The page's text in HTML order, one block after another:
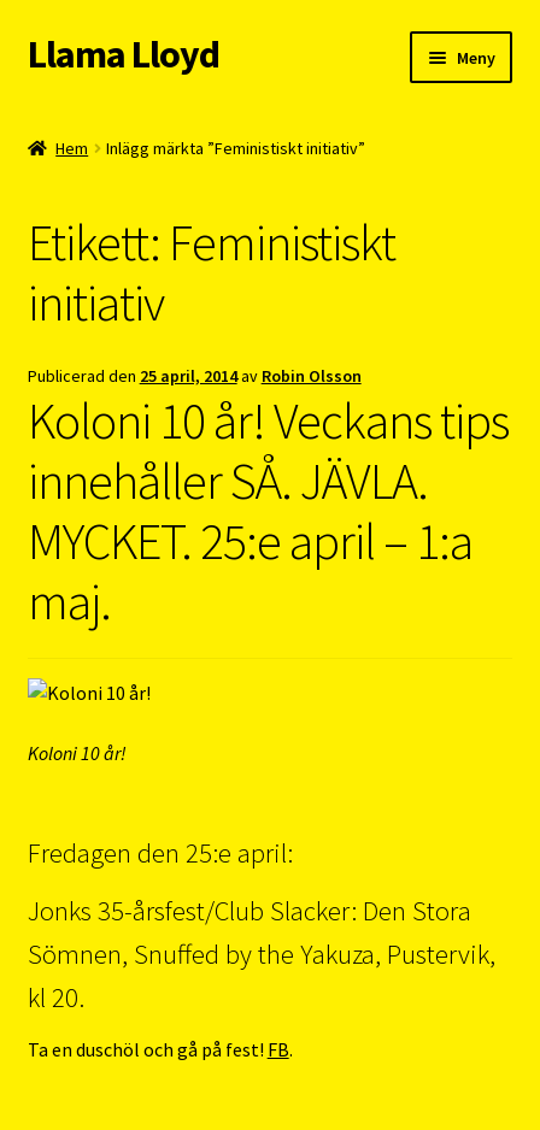
Hoppa
till
Hoppa
till
Llama Lloyd Meny
Cykelpendlarcoach
Blogg
Vision
Hem Inlägg märkta ”Feministiskt initiativ”
Etikett: Feministiskt
initiativ
Publicerad den 25 april, 2014av Robin Olsson
Koloni 10 år! Veckans tips
innehåller SÅ. JÄVLA.
MYCKET. 25:e april – 1:a
maj.
Koloni 10 år!
Fredagen den 25:e april:
Jonks 35-årsfest/Club Slacker: Den Stora
Sömnen, Snuffed by the Yakuza, Pustervik,
kl 20.
Ta en duschöl och gå på fest! FB.